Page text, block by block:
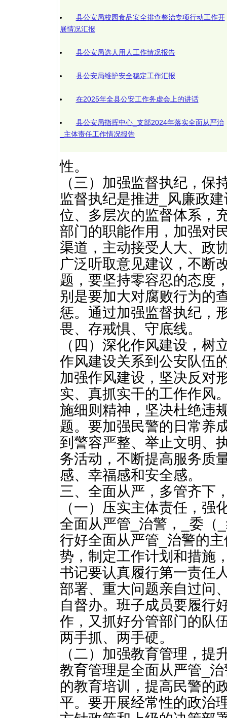
县公安局校园食品安全排查整治专项行动工作开
展情况汇报
县公安局选人用人工作情况报告
县公安局维护安全稳定工作汇报
在2025年全县公安工作务虚会上的讲话
县公安局指挥中心_支部2024年落实全面从严治
_主体责任工作情况报告
性。
（三）加强监督执纪，保
监督执纪是推进_风廉政
位、多层次的监督体系，
部门的职能作用，加强对
渠道，主动接受人大、政
广泛听取意见建议，不断
题，要坚持零容忍的态度
别是要加大对腐败行为的
惩。通过加强监督执纪，
畏、存戒惧、守底线。
（四）深化作风建设，树
作风建设关系到公安队伍
加强作风建设，坚决反对
实、真抓实干的工作作风
施细则精神，坚决杜绝违
题。要加强民警的日常养
到警容严整、举止文明、
务活动，不断提高服务质
感、幸福感和安全感。
三、全面从严，多管齐下
（一）压实主体责任，强
全面从严管_治警，_委（
行好全面从严管_治警的
势，制定工作计划和措施
书记要认真履行第一责任
部署、重大问题亲自过问
自督办。班子成员要履行
作，又抓好分管部门的队
两手抓、两手硬。
（二）加强教育管理，提
教育管理是全面从严管_
的教育培训，提高民警的
平。要开展经常性的政治